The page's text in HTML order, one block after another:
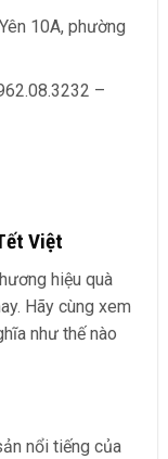
10A, phường
–
Việt
hiệu quà
Hãy cùng xem
như thế nào
nổi tiếng của